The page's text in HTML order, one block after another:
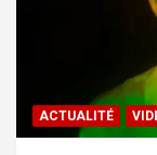
ACTUALITÉ